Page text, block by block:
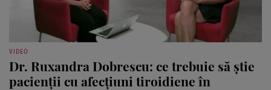
Dr. Ruxandra Dobrescu: ce trebuie să ştie
pacienţii cu afecţiuni tiroidiene în
contextul COVID 19 VIDEO